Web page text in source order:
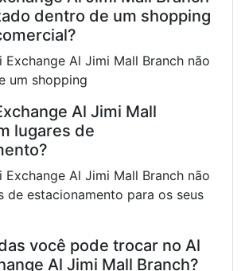
dentro de um shopping
Exchange Al Jimi Mall Branch não
um shopping
Al Jimi Mall
lugares de
Exchange Al Jimi Mall Branch não
de estacionamento para os seus
você pode trocar no Al
Al Jimi Mall Branch?